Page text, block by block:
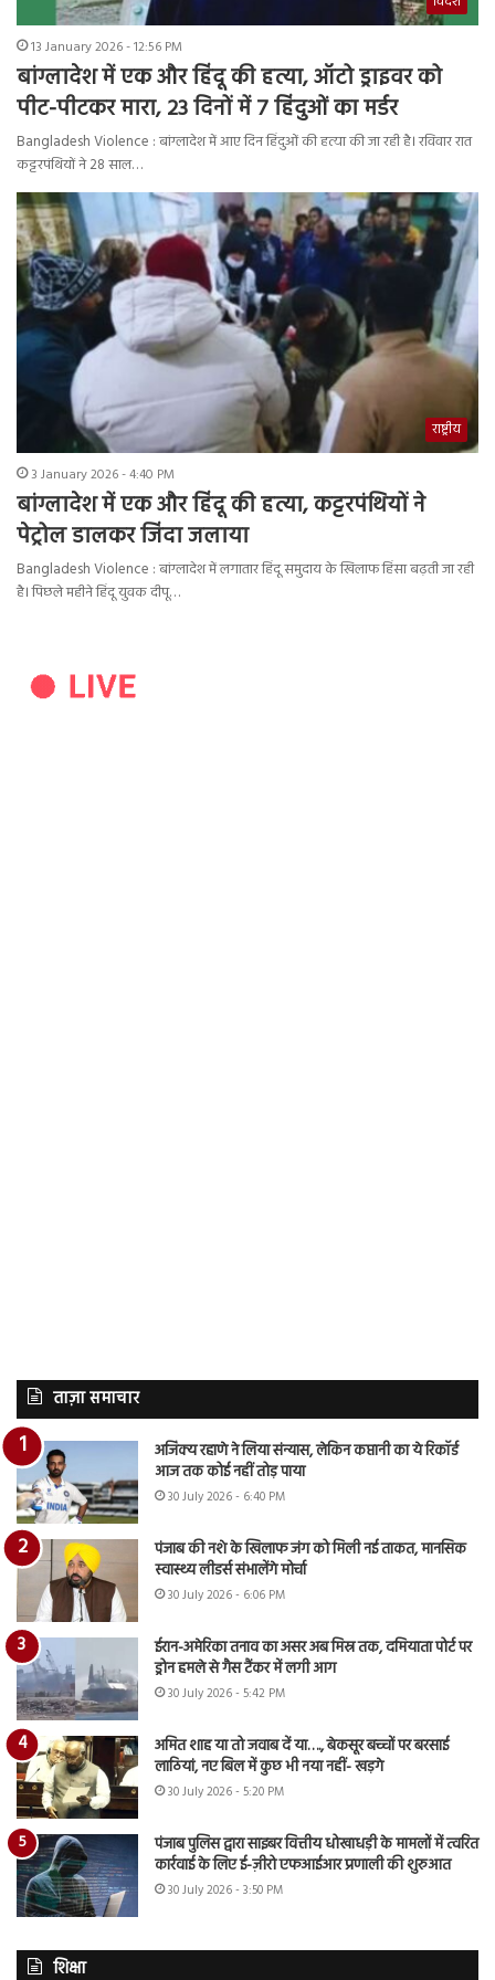
13 January 2026 - 12:56 PM
बांग्लादेश में एक और हिंदू की हत्या, ऑटो ड्राइवर को
पीट-पीटकर मारा, 23 दिनों में 7 हिंदुओं का मर्डर
Bangladesh Violence : बांग्लादेश में आए दिन हिंदुओं की हत्या की जा रही है। रविवार रात
कट्टरपंथियों ने 28 साल…
राष्ट्रीय
3 January 2026 - 4:40 PM
बांग्लादेश में एक और हिंदू की हत्या, कट्टरपंथियों ने
पेट्रोल डालकर जिंदा जलाया
Bangladesh Violence : बांग्लादेश में लगातार हिंदू समुदाय के खिलाफ हिंसा बढ़ती जा रही
है। पिछले महीने हिंदू युवक दीपू…
ताज़ा समाचार
अजिंक्य रहाणे ने लिया संन्यास, लेकिन कप्तानी का ये रिकॉर्ड
आज तक कोई नहीं तोड़ पाया
30 July 2026 - 6:40 PM
पंजाब की नशे के खिलाफ जंग को मिली नई ताकत, मानसिक
स्वास्थ्य लीडर्स संभालेंगे मोर्चा
30 July 2026 - 6:06 PM
ईरान-अमेरिका तनाव का असर अब मिस्र तक, दमियाता पोर्ट पर
ड्रोन हमले से गैस टैंकर में लगी आग
30 July 2026 - 5:42 PM
अमित शाह या तो जवाब दें या…., बेकसूर बच्चों पर बरसाई
लाठियां, नए बिल में कुछ भी नया नहीं- खड़गे
30 July 2026 - 5:20 PM
पंजाब पुलिस द्वारा साइबर वित्तीय धोखाधड़ी के मामलों में त्वरित
कार्रवाई के लिए ई-ज़ीरो एफआईआर प्रणाली की शुरुआत
30 July 2026 - 3:50 PM
शिक्षा